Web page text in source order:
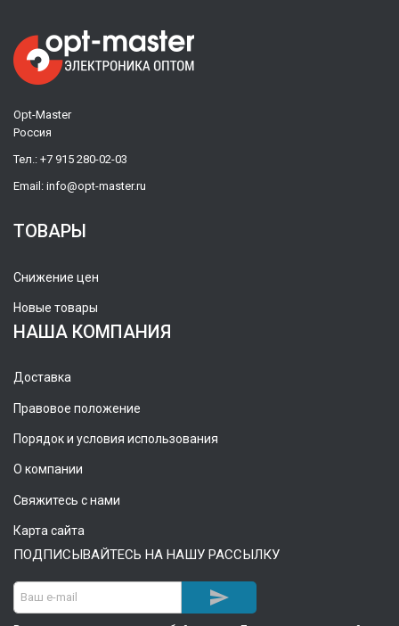
Opt-Master
Россия
Тел.: +7 915 280-02-03
Email: info@opt-master.ru
ТОВАРЫ
Снижение цен
Новые товары
НАША КОМПАНИЯ
Доставка
Правовое положение
Порядок и условия использования
О компании
Свяжитесь с нами
Карта сайта
ПОДПИСЫВАЙТЕСЬ НА НАШУ РАССЫЛКУ
